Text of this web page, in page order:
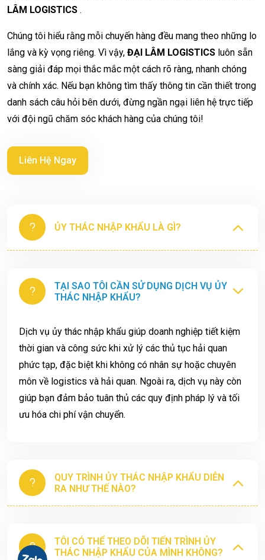
LÂM LOGISTICS .
Chúng tôi hiểu rằng mỗi chuyến hàng đều mang theo những lo
lắng và kỳ vọng riêng. Vì vậy, ĐẠI LÂM LOGISTICS luôn sẵn
sàng giải đáp mọi thắc mắc một cách rõ ràng, nhanh chóng
và chính xác. Nếu bạn không tìm thấy thông tin cần thiết trong
danh sách câu hỏi bên dưới, đừng ngần ngại liên hệ trực tiếp
với đội ngũ chăm sóc khách hàng của chúng tôi!
Liên Hệ Ngay
ỦY THÁC NHẬP KHẨU LÀ GÌ?
TẠI SAO TÔI CẦN SỬ DỤNG DỊCH VỤ ỦY
THÁC NHẬP KHẨU?
Dịch vụ ủy thác nhập khẩu giúp doanh nghiệp tiết kiệm
thời gian và công sức khi xử lý các thủ tục hải quan
phức tạp, đặc biệt khi không có nhân sự hoặc chuyên
môn về logistics và hải quan. Ngoài ra, dịch vụ này còn
giúp bạn đảm bảo tuân thủ các quy định pháp lý và tối
ưu hóa chi phí vận chuyển.
QUY TRÌNH ỦY THÁC NHẬP KHẨU DIỄN
RA NHƯ THẾ NÀO?
TÔI CÓ THỂ THEO DÕI TIẾN TRÌNH ỦY
THÁC NHẬP KHẨU CỦA MÌNH KHÔNG?